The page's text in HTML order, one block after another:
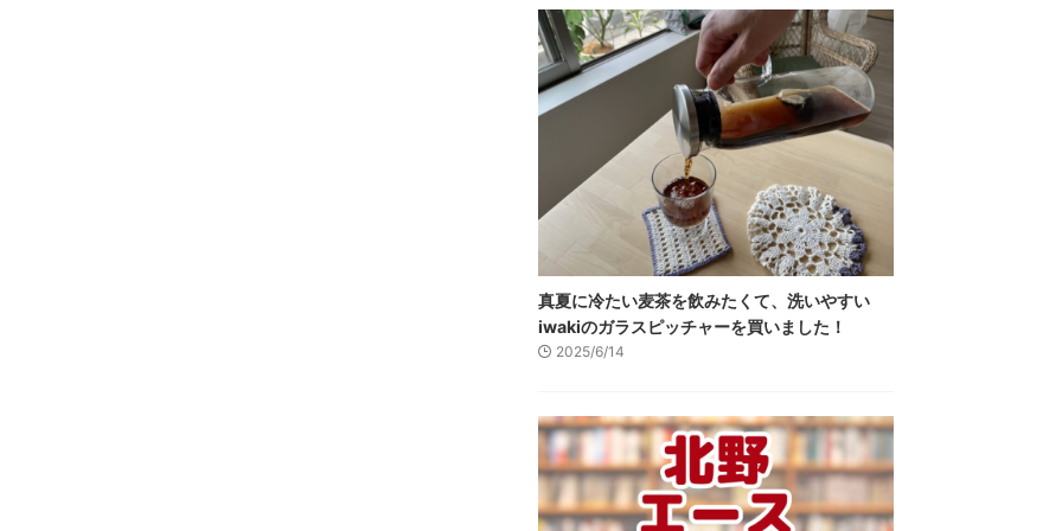
真夏に冷たい麦茶を飲みたくて、洗いやすい
iwakiのガラスピッチャーを買いました！
2025/6/14